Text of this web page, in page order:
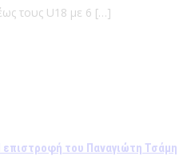
τους U18 με 6 […]
επιστροφή του Παναγιώτη Τσάμη